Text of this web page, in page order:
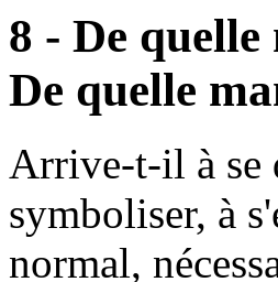
8 - De
De quelle
Arrive-t-il à se
symboliser, à
normal,